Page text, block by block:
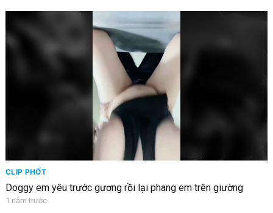
CLIP PHỐT
Doggy em yêu trước gương rồi lại phang em trên giường
1 năm trước